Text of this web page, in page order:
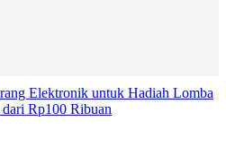
Elektronik untuk Hadiah Lomba
Rp100 Ribuan